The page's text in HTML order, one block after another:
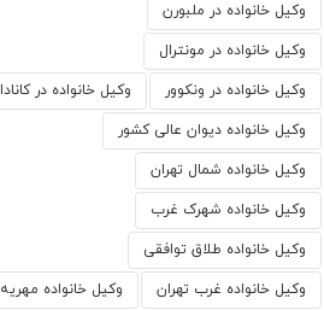
وکیل خانواده در ملبورن
وکیل خانواده در مونترال
وکیل خانواده در ونکوور وکیل خانواده در کانادا
وکیل خانواده دیوان عالی کشور
وکیل خانواده شمال تهران
وکیل خانواده شهرک غرب
وکیل خانواده طلاق توافقی
وکیل خانواده غرب تهران وکیل خانواده مهریه